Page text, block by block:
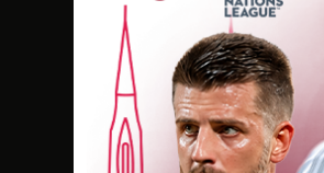
19 FEB
2023
20:15